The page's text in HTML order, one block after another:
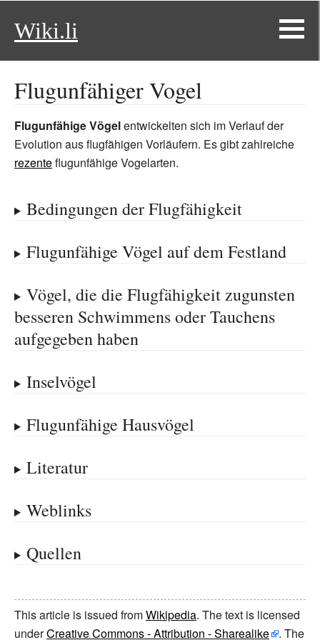
Wiki.li
Flugunfähiger Vogel
Flugunfähige Vögelentwickelten sich im Verlauf der
Evolution aus flugfähigen Vorläufern. Es gibt zahlreiche
rezenteflugunfähige Vogelarten.
Bedingungen der Flugfähigkeit
Flugunfähige Vögel auf dem Festland
Vögel, die die Flugfähigkeit zugunsten
besseren Schwimmens oder Tauchens
aufgegeben haben
Inselvögel
Flugunfähige Hausvögel
Literatur
Weblinks
Quellen
This article is issued fromWikipedia. The text is licensed
underCreative Commons - Attribution - Sharealike . The